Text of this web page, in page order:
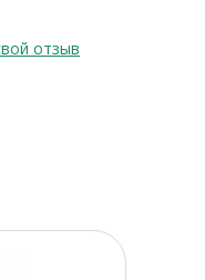
отзыв